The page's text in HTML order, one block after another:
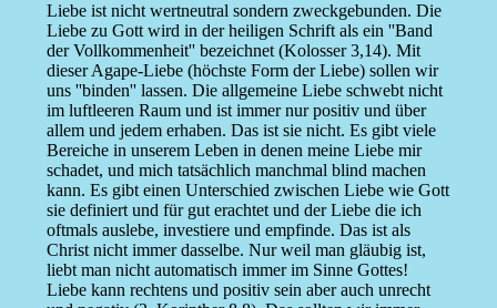
Liebe ist nicht wertneutral sondern zweckgebunden. Die
Liebe zu Gott wird in der heiligen Schrift als ein ''Band
der Vollkommenheit'' bezeichnet (Kolosser 3,14). Mit
dieser Agape-Liebe (höchste Form der Liebe) sollen wir
uns ''binden'' lassen. Die allgemeine Liebe schwebt nicht
im luftleeren Raum und ist immer nur positiv und über
allem und jedem erhaben. Das ist sie nicht. Es gibt viele
Bereiche in unserem Leben in denen meine Liebe mir
schadet, und mich tatsächlich manchmal blind machen
kann. Es gibt einen Unterschied zwischen Liebe wie Gott
sie definiert und für gut erachtet und der Liebe die ich
oftmals auslebe, investiere und empfinde. Das ist als
Christ nicht immer dasselbe. Nur weil man gläubig ist,
liebt man nicht automatisch immer im Sinne Gottes!
Liebe kann rechtens und positiv sein aber auch unrecht